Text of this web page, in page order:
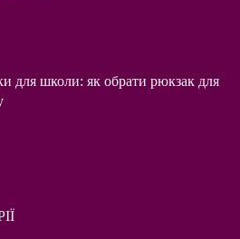
для школи: як обрати рюкзак для